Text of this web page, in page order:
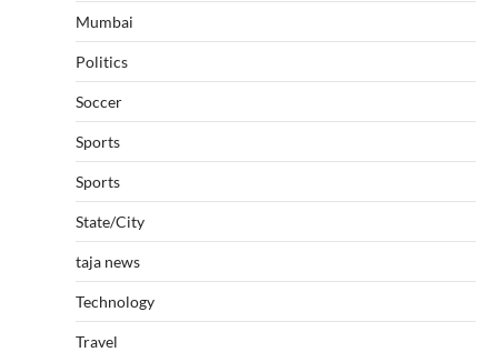
Mumbai
Politics
Soccer
Sports
Sports
State/City
taja news
Technology
Travel